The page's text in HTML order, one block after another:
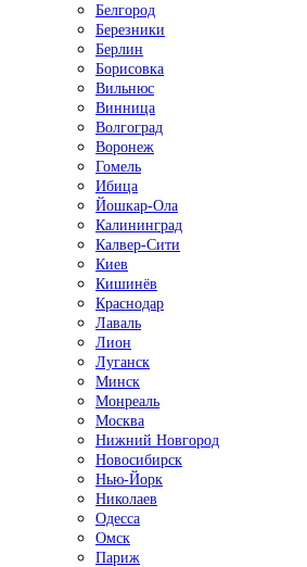
Белгород
Березники
Берлин
Борисовка
Вильнюс
Винница
Волгоград
Воронеж
Гомель
Ибица
Йошкар-Ола
Калининград
Калвер-Сити
Киев
Кишинёв
Краснодар
Лаваль
Лион
Луганск
Минск
Монреаль
Москва
Нижний Новгород
Новосибирск
Нью-Йорк
Николаев
Одесса
Омск
Париж